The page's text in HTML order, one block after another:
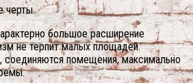
черты
большое расширение
не терпит малых площадей.
cоединяются помещения, максимально